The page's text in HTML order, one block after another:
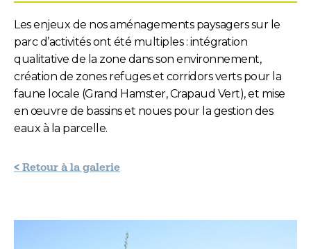
Les enjeux de nos aménagements paysagers sur le
parc d’activités ont été multiples : intégration
qualitative de la zone dans son environnement,
création de zones refuges et corridors verts pour la
faune locale (Grand Hamster, Crapaud Vert), et mise
en œuvre de bassins et noues pour la gestion des
eaux à la parcelle.
< Retour à la galerie